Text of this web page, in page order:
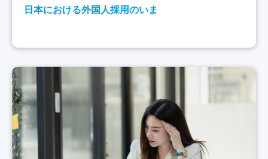
日本における外国人採用のいま